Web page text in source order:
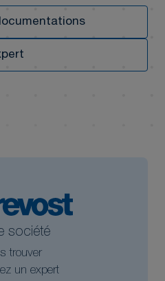
société
trouver
un expert